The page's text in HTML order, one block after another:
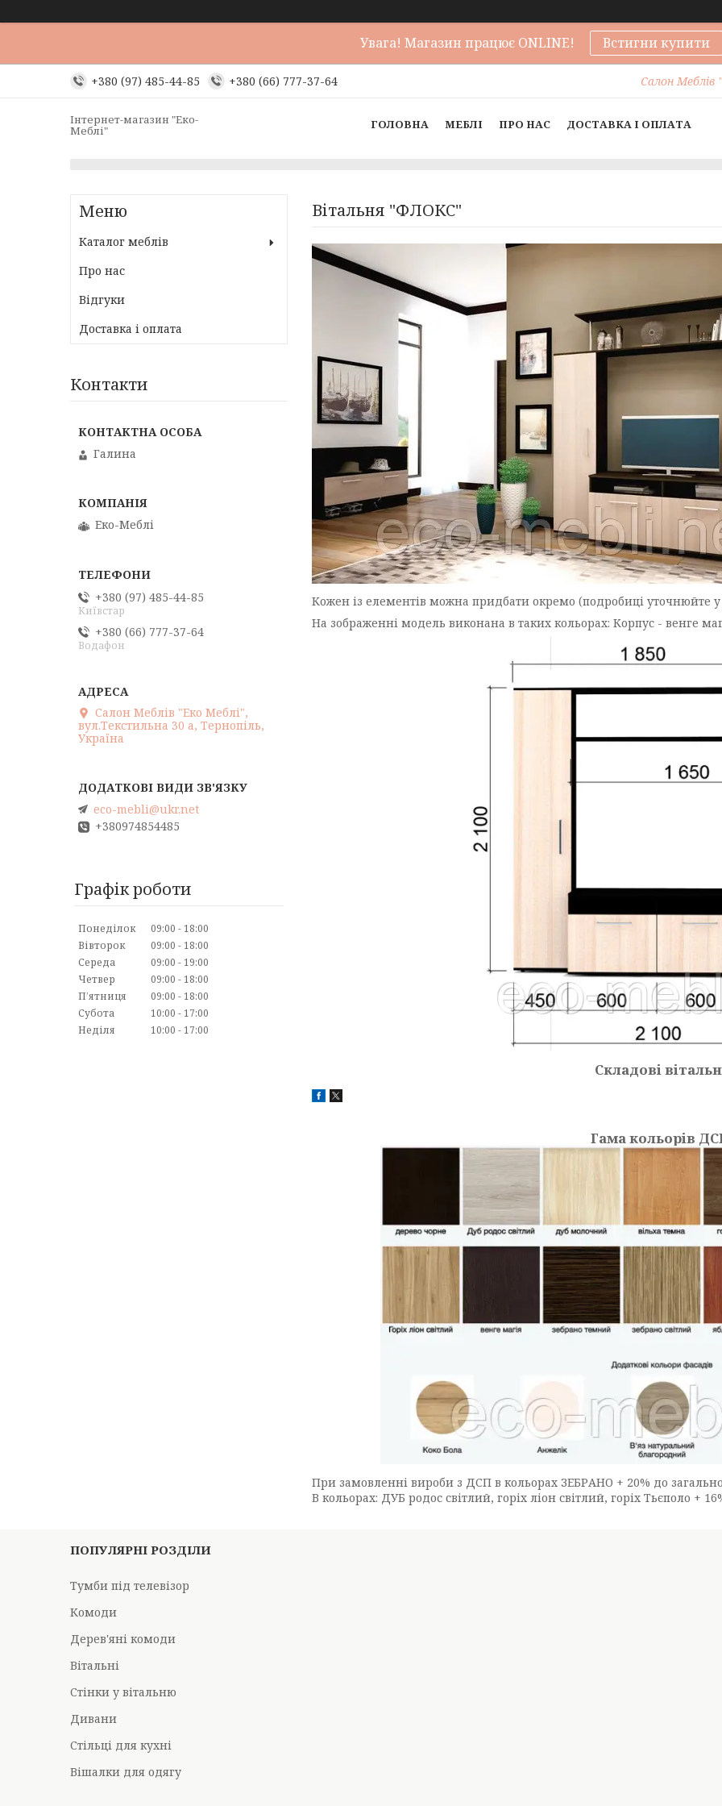
Увага! Магазин працює ONLINE! Встигни купити
+380 (97) 485-44-85 +380 (66) 777-37-64 Салон Меблів
Інтернет-магазин "Еко-
Меблі" ГОЛОВНА МЕБЛІ ПРО НАС ДОСТАВКА І ОПЛАТА
Вітальня "ФЛОКС"
Кожен із елементів можна придбати окремо (подробиці уточнюйте у
На зображенні модель виконана в таких кольорах: Корпус - венге
Складові
Гама кольорів
При замовленні вироби з ДСП в кольорах ЗЕБРАНО + 20% до
В кольорах: ДУБ родос світлий, горіх ліон світлий, горіх Тьєполо +
Каталог меблів
Про нас
Відгуки
Доставка і оплата
Контакти
Галина
Еко-Меблі
+380 (97) 485-44-85
Київстар
+380 (66) 777-37-64
Водафон
Салон Меблів "Еко Меблі",
вул.Текстильна 30 а, Тернопіль,
Україна
eco-mebli@ukr.net
+380974854485
Графік роботи
Понеділок 09:00
18:00
Вівторок
09:00
18:00
Середа
09:00
19:00
Четвер
09:00
18:00
Пʼятниця
09:00
18:00
Субота
10:00
17:00
Неділя
10:00 17:00
ПОПУЛЯРНІ РОЗДІЛИ
Тумби під телевізор
Комоди
Дерев'яні комоди
Вітальні
Стінки у вітальню
Дивани
Стільці для кухні
Вішалки для одягу